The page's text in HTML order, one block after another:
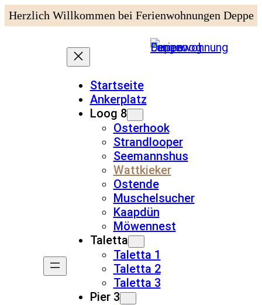
Herzlich Willkommen bei Ferienwohnungen Deppe
Startseite
Ankerplatz
Loog 8
Osterhook
Strandlooper
Seemannshus
Wattkieker
Ostende
Muschelsucher
Kaapdün
Möwennest
Taletta
Taletta 1
Taletta 2
Taletta 3
Pier 3